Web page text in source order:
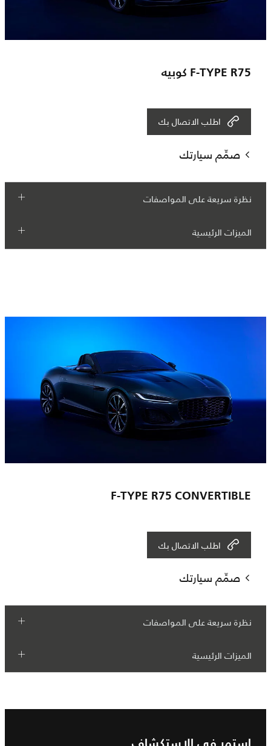
F-TYPE R75 كوبيه
اطلب الاتصال بك
صمِّم سيارتك
نظرة سريعة على المواصفات
الميزات الرئيسية
F-TYPE R75 CONVERTIBLE
اطلب الاتصال بك
صمِّم سيارتك
نظرة سريعة على المواصفات
الميزات الرئيسية